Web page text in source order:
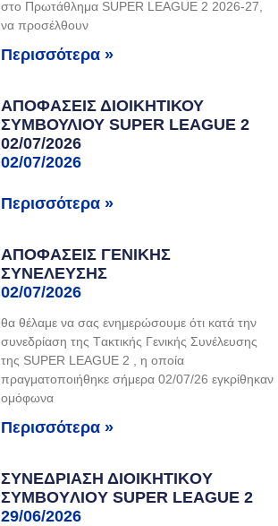
στο Πρωτάθλημα SUPER LEAGUE 2 2026-27,
να προσέλθουν
Περισσότερα »
ΑΠΟΦΑΣΕΙΣ ΔΙΟΙΚΗΤΙΚΟΥ
ΣΥΜΒΟΥΛΙΟΥ SUPER LEAGUE 2
02/07/2026
02/07/2026
Περισσότερα »
ΑΠΟΦΑΣΕΙΣ ΓΕΝΙΚΗΣ
ΣΥΝΕΛΕΥΣΗΣ
02/07/2026
θα θέλαμε να σας ενημερώσουμε ότι κατά την
συνεδρίαση της Tακτικής Γενικής Συνέλευσης
της SUPER LEAGUE 2 , η οποία
πραγματοποιήθηκε σήμερα 02/07/26 εγκρίθηκαν
ομόφωνα
Περισσότερα »
ΣΥΝΕΔΡΙΑΣΗ ΔIOIKHTIKOY
ΣYMBOYΛIOY SUPER LEAGUE 2
29/06/2026